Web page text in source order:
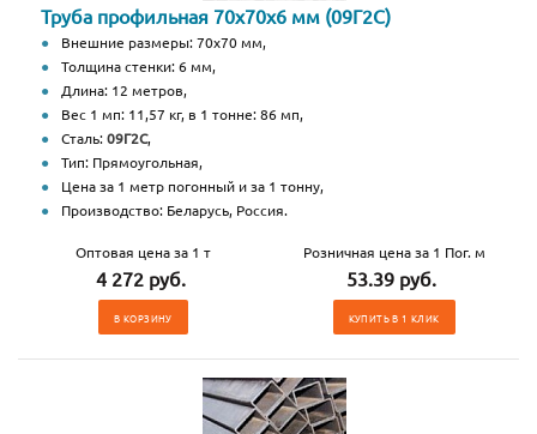
Труба профильная 70х70х6 мм (09Г2С)
Внешние размеры: 70х70 мм,
Толщина стенки: 6 мм,
Длина: 12 метров,
Вес 1 мп: 11,57 кг, в 1 тонне: 86 мп,
Сталь:09Г2С,
Тип: Прямоугольная,
Цена за 1 метр погонный и за 1 тонну,
Производство: Беларусь, Россия.
Оптовая цена за 1 т
4 272 руб.
В КОРЗИНУ
Розничная цена за 1 Пог. м
53.39 руб.
КУПИТЬ В 1 КЛИК